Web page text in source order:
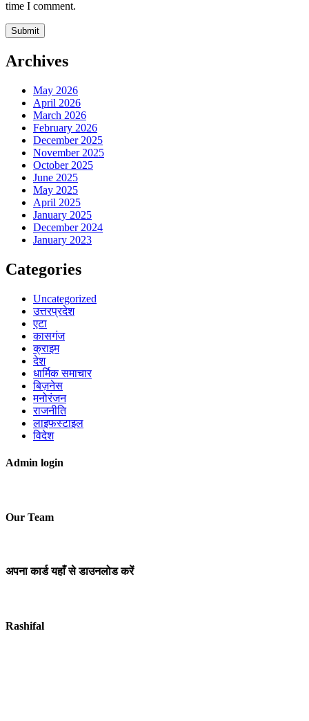
time I comment.
Archives
May 2026
April 2026
March 2026
February 2026
December 2025
November 2025
October 2025
June 2025
May 2025
April 2025
January 2025
December 2024
January 2023
Categories
Uncategorized
उत्तरप्रदेश
एटा
कासगंज
क्राइम
देश
धार्मिक समाचार
बिज़नेस
मनोरंजन
राजनीति
लाइफस्टाइल
विदेश
Admin login
Our Team
अपना कार्ड यहाँ से डाउनलोड करें
Rashifal